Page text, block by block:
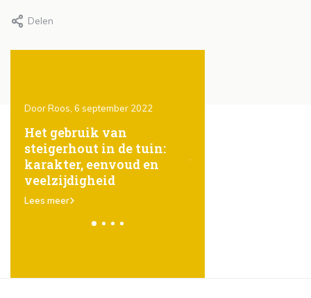
Delen
Door Roos, 6 september 2022
Het gebruik van
steigerhout in de tuin:
karakter, eenvoud en
veelzijdigheid
Lees meer